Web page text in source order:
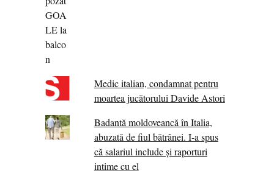
Medic italian, condamnat pentru
moartea jucătorului Davide Astori
Badantă moldoveancă în Italia,
abuzată de fiul bătrânei. I-a spus
că salariul include și raporturi
intime cu el